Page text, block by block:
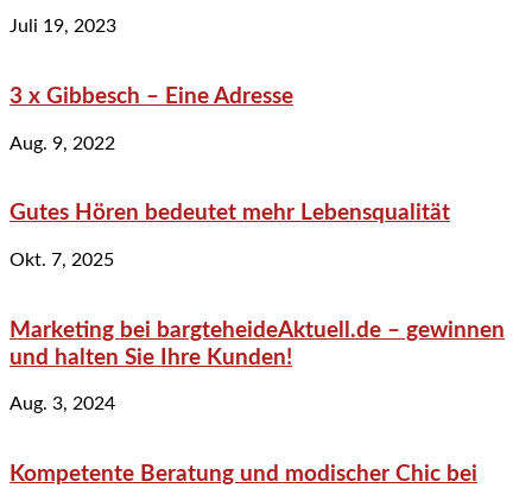
Juli 19, 2023
3 x Gibbesch – Eine Adresse
Aug. 9, 2022
Gutes Hören bedeutet mehr Lebensqualität
Okt. 7, 2025
Marketing bei bargteheideAktuell.de – gewinnen
und halten Sie Ihre Kunden!
Aug. 3, 2024
Kompetente Beratung und modischer Chic bei